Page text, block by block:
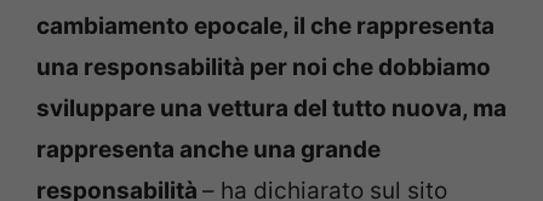
cambiamento epocale, il che rappresenta
una responsabilità per noi che dobbiamo
sviluppare una vettura del tutto nuova, ma
rappresenta anche una grande
responsabilità – ha dichiarato sul sito